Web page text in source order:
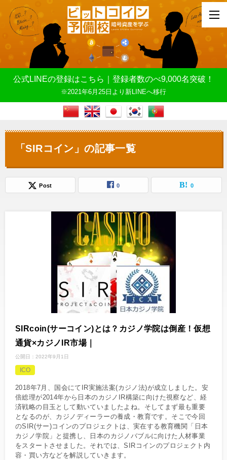
公式LINEの登録はこちら｜登録者数のべ9,000名突破！
※2021年6月25日より新LINEへ移行
「SIRコイン」の記事一覧
Post 0 0
SIRcoin(サーコイン)とは？カジノ学院は倒産！仮想
通貨×カジノIR市場｜
公開日： 2022年9月1日
ICO
2018年7月、国会にてIR実施法案(カジノ法)が成立しました。安
倍総理が2014年から日本のカジノIR構築に向けた視察など、経
済戦略の目玉として動いていましたよね。そしてまず最も重要
となるのが、カジノディーラーの養成・教育です。そこで今回
のSIR(サー)コインのプロジェクトは、実在する教育機関「日本
カジノ学院」と提携し、日本のカジノバブルに向けた人材事業
をスタートさせました。それでは、SIRコインのプロジェクト内
容・買い方などを解説していきます。